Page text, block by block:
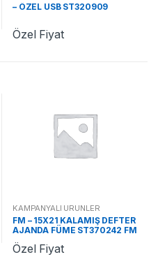
– ÖZEL USB ST320909
Özel Fiyat
KAMPANYALI ÜRÜNLER
FM – 15X21 KALAMIŞ DEFTER
AJANDA FÜME ST370242 FM
Özel Fiyat